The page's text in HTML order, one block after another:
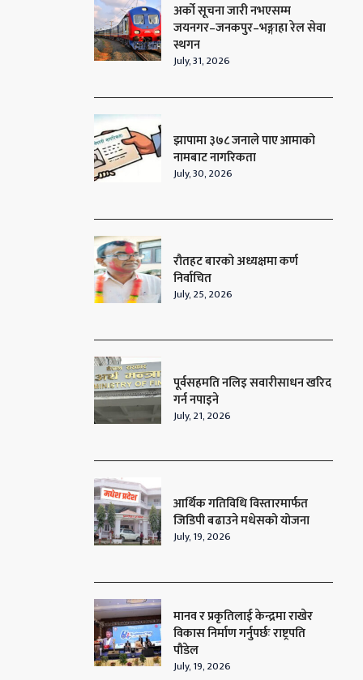
अर्को सूचना जारी नभएसम्म
जयनगर–जनकपुर–भङ्गाहा रेल सेवा
स्थगन
July, 31, 2026
झापामा ३७८ जनाले पाए आमाको
नामबाट नागरिकता
July, 30, 2026
रौतहट बारको अध्यक्षमा कर्ण
निर्वाचित
July, 25, 2026
पूर्वसहमति नलिइ सवारीसाधन खरिद
गर्न नपाइने
July, 21, 2026
आर्थिक गतिविधि विस्तारमार्फत
जिडिपी बढाउने मधेसको योजना
July, 19, 2026
मानव र प्रकृतिलाई केन्द्रमा राखेर
विकास निर्माण गर्नुपर्छः राष्ट्रपति
पौडेल
July, 19, 2026